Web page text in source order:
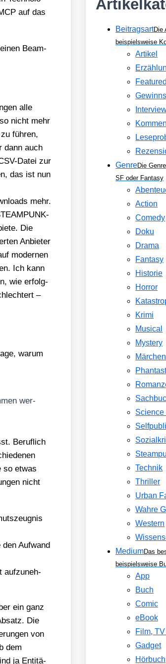
auf das
Beam-
alle
nicht mehr
füh­ren,
dann auch
Datei zur
das ist nun
mehr.
Die
Anbie­ter
moder­nen
Ich kann
wie erfolg­
–
war­um
wer­
Beruf­lich
so etwas
nicht
Auf­wand
auf­zu­neh­
ein ganz
Die
von
dem
ja Enti­tä­
BeitragsartDie
beispielsweise
Artikel
GenreDie
SF oder Fantasy
Action
Comedy
Doku
Drama
Fantasy
Historie
Horror
Krimi
Musical
Mystery
Märchen
Science
Technik
Thriller
Urban
Wahre
Western
MediumDas
beispielsweise
App
Buch
Comic
eBook
Film,
Gadget
Hörbuch